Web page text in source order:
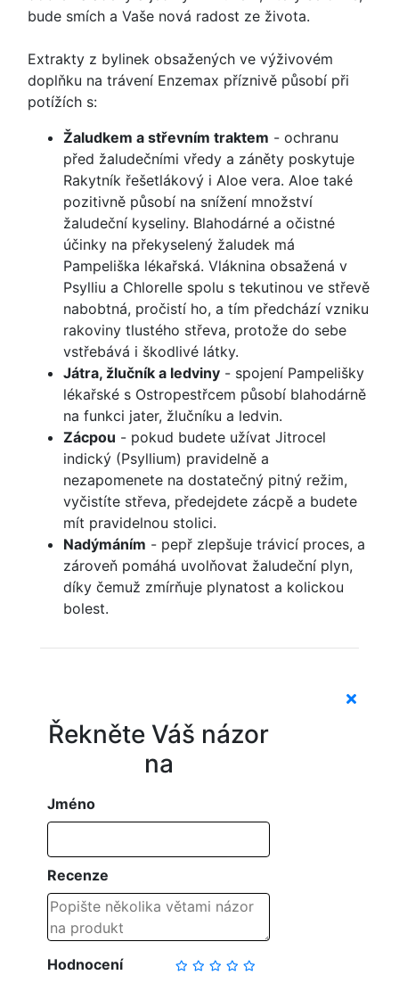
bude smích a Vaše nová radost ze života.
Extrakty z bylinek obsažených ve výživovém
doplňku na trávení Enzemax příznivě působí při
potížích s:
Žaludkem a střevním traktem - ochranu
před žaludečními vředy a záněty poskytuje
Rakytník řešetlákový i Aloe vera. Aloe také
pozitivně působí na snížení množství
žaludeční kyseliny. Blahodárné a očistné
účinky na překyselený žaludek má
Pampeliška lékařská. Vláknina obsažená v
Psylliu a Chlorelle spolu s tekutinou ve střevě
nabobtná, pročistí ho, a tím předchází vzniku
rakoviny tlustého střeva, protože do sebe
vstřebává i škodlivé látky.
Játra, žlučník a ledviny - spojení Pampelišky
lékařské s Ostropestřcem působí blahodárně
na funkci jater, žlučníku a ledvin.
Zácpou - pokud budete užívat Jitrocel
indický (Psyllium) pravidelně a
nezapomenete na dostatečný pitný režim,
vyčistíte střeva, předejdete zácpě a budete
mít pravidelnou stolici.
Nadýmáním - pepř zlepšuje trávicí proces, a
zároveň pomáhá uvolňovat žaludeční plyn,
díky čemuž zmírňuje plynatost a kolickou
bolest.
Řekněte Váš názor
na
Jméno
Recenze
Hodnocení